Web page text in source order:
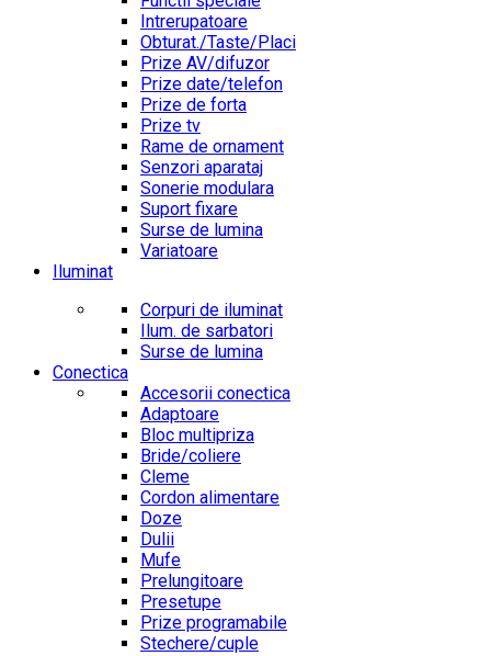
Intrerupatoare
Obturat./Taste/Placi
Prize AV/difuzor
Prize date/telefon
Prize de forta
Prize tv
Rame de ornament
Senzori aparataj
Sonerie modulara
Suport fixare
Surse de lumina
Variatoare
Iluminat
Corpuri de iluminat
Ilum. de sarbatori
Surse de lumina
Conectica
Accesorii conectica
Adaptoare
Bloc multipriza
Bride/coliere
Cleme
Cordon alimentare
Doze
Dulii
Mufe
Prelungitoare
Presetupe
Prize programabile
Stechere/cuple